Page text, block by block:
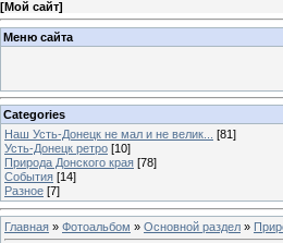
[Мой сайт]
Меню сайта
Categories
Наш Усть-Донецк не мал и не велик...
[81]
Усть-Донецк ретро [10]
Природа Донского края [78]
События [14]
Разное [7]
Главная » Фотоальбом » Основной раздел »